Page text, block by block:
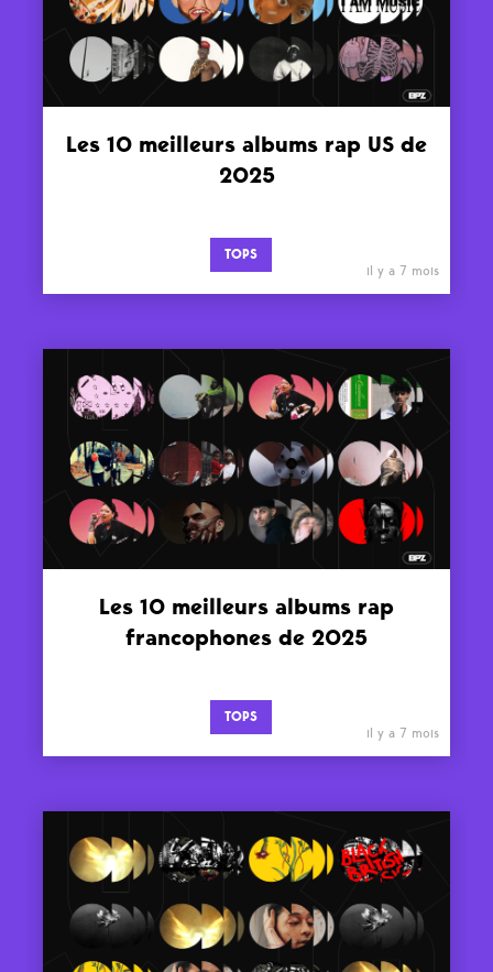
Les 10 meilleurs albums rap US de
2025
TOPS
il y a 7 mois
Les 10 meilleurs albums rap
francophones de 2025
TOPS
il y a 7 mois